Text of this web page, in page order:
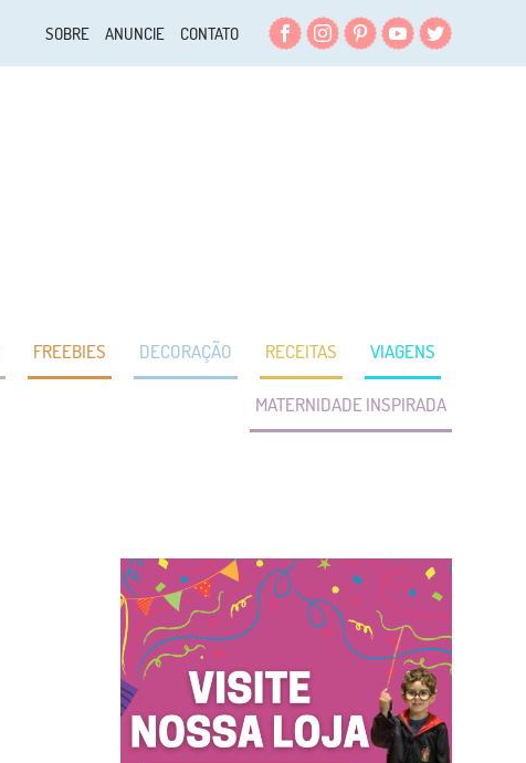
FacebookInstagram
PinterestYouTube
Twitter
SOBRE ANUNCIE CONTATO
FREEBIES DECORAÇÃO RECEITAS VIAGENS
MATERNIDADE INSPIRADA